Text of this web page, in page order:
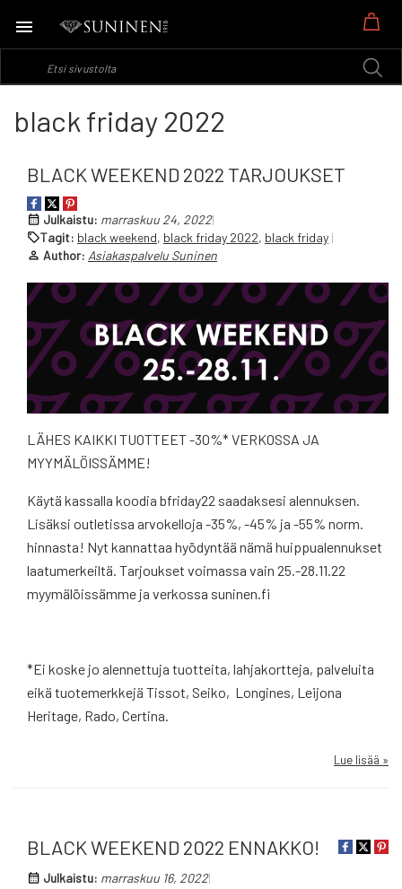
black friday 2022
BLACK WEEKEND 2022 TARJOUKSET
Julkaistu: marraskuu 24, 2022
Tagit: black weekend, black friday 2022, black friday
Author: Asiakaspalvelu Suninen
LÄHES KAIKKI TUOTTEET -30%* VERKOSSA JA
MYYMÄLÖISSÄMME!
Käytä kassalla koodia bfriday22 saadaksesi alennuksen.
Lisäksi outletissa arvokelloja -35%, -45% ja -55% norm.
hinnasta! Nyt kannattaa hyödyntää nämä huippualennukset
laatumerkeiltä. Tarjoukset voimassa vain 25.-28.11.22
myymälöissämme ja verkossa suninen.fi
*Ei koske jo alennettuja tuotteita, lahjakortteja, palveluita
eikä tuotemerkkejä Tissot, Seiko, Longines, Leijona
Heritage, Rado, Certina.
Lue lisää »
BLACK WEEKEND 2022 ENNAKKO!
Julkaistu: marraskuu 16, 2022